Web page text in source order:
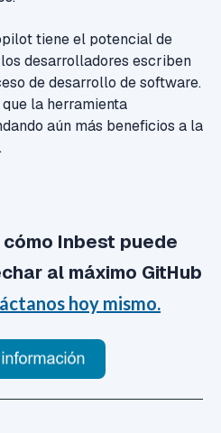
tiene el potencial de
desarrolladores escriben
de desarrollo de software.
la herramienta
aún más beneficios a la
Inbest puede
al máximo GitHub
hoy mismo.